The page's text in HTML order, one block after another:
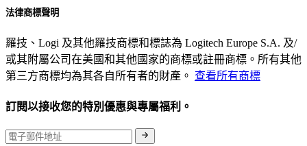
法律商標聲明
羅技、Logi 及其他羅技商標和標誌為 Logitech Europe S.A. 及/
或其附屬公司在美國和其他國家的商標或註冊商標。所有其他
第三方商標均為其各自所有者的財產。 查看所有商標
訂閱以接收您的特別優惠與專屬福利。